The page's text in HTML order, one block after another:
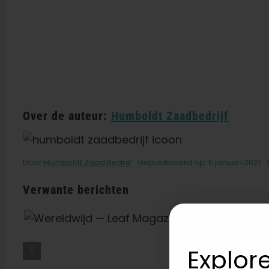
Over de auteur: Humboldt Zaadbedrijf
Door Humboldt Zaad Bedrijf Gepubliceerd op: 5 januari 2021
Verwante berichten
Wat Is THCV? De
‘dieetwiet’, Energie En